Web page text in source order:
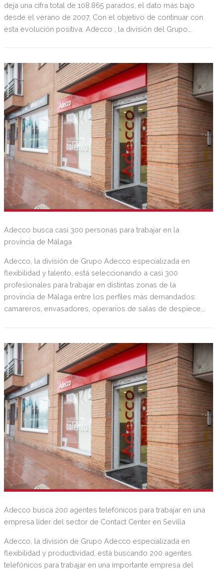
deja una cifra total de 108.865 parados, el dato más bajo
desde el verano de 2007. Con el objetivo de continuar con
esta evolución positiva, Adecco , la división del Grupo
producción para trabajar para una importante empresa
ubicada en Cajiz (Málaga).
Adecco busca casi 300 personas para trabajar en la
provincia de Málaga
Adecco, la división de Grupo Adecco especializada en
flexibilidad y talento, está seleccionando a casi 300
profesionales para trabajar en distintas zonas de la
provincia de Málaga entre los perfiles más demandados:
camareros, envasadores, operarios de salas de despiece,
Málaga, es necesario tener disponibilidad horaria,
flexibilidad para trabajar fines de semana, días sueltos, con
posibilidad de acceso a contrataciones de mayor duración
o campaña. Preferiblemente con residencia en la zonas
mencionadas o alrededores.
Adecco busca 200 agentes telefónicos para trabajar en una
empresa líder del sector de Contact Center en Sevilla
Adecco, la división de Grupo Adecco especializada en
flexibilidad y productividad, está buscando 200 agentes
telefónicos para trabajar en una importante empresa del